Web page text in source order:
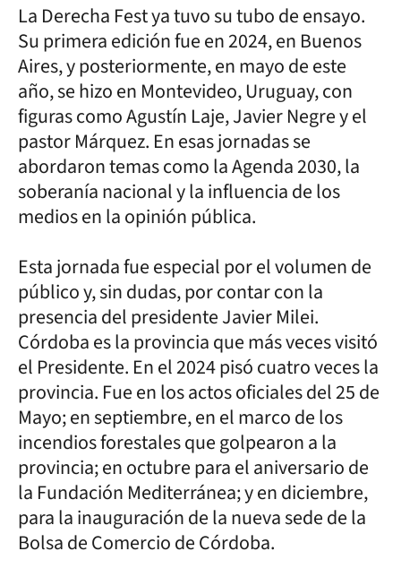
La Derecha Fest ya tuvo su tubo de ensayo.
Su primera edición fue en 2024, en Buenos
Aires, y posteriormente, en mayo de este
año, se hizo en Montevideo, Uruguay, con
figuras como Agustín Laje, Javier Negre y el
pastor Márquez. En esas jornadas se
abordaron temas como la Agenda 2030, la
soberanía nacional y la influencia de los
medios en la opinión pública.
Esta jornada fue especial por el volumen de
público y, sin dudas, por contar con la
presencia del presidente Javier Milei.
Córdoba es la provincia que más veces visitó
el Presidente. En el 2024 pisó cuatro veces la
provincia. Fue en los actos oficiales del 25 de
Mayo; en septiembre, en el marco de los
incendios forestales que golpearon a la
provincia; en octubre para el aniversario de
la Fundación Mediterránea; y en diciembre,
para la inauguración de la nueva sede de la
Bolsa de Comercio de Córdoba.